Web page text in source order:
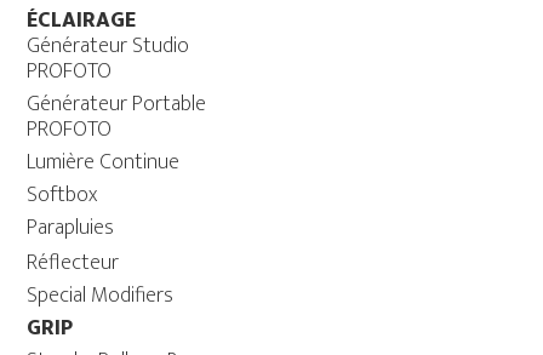
ÉCLAIRAGE
Générateur Studio
PROFOTO
Générateur Portable
PROFOTO
Lumière Continue
Softbox
Parapluies
Réflecteur
Special Modifiers
GRIP